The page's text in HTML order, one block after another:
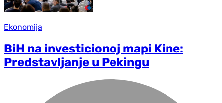
Ekonomija
BiH na investicionoj mapi Kine:
Predstavljanje u Pekingu